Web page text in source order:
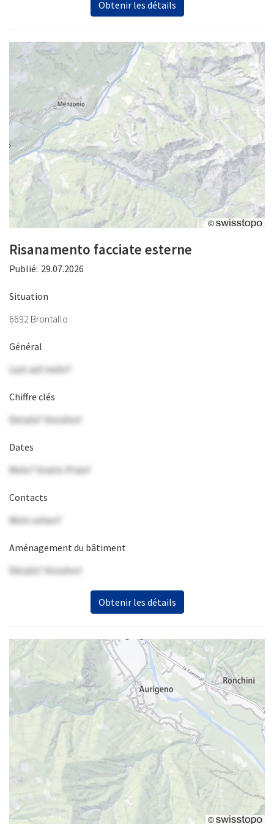
Obtenir les détails
Risanamento facciate esterne
Publié: 29.07.2026
Situation
6692 Brontallo
Général
Lust auf mehr?
Chiffre clés
Details? Anrufen!
Dates
Mehr? Gratis-Präsi!
Contacts
Mehr sehen?
Aménagement du bâtiment
Details? Anrufen!
Obtenir les détails